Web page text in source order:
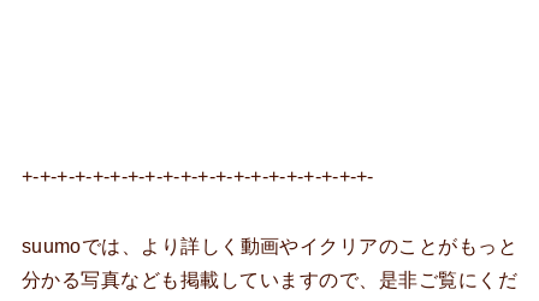
+-+-+-+-+-+-+-+-+-+-+-+-+-+-+-+-+-+-+-+-
suumoでは、より詳しく動画やイクリアのことがもっと
分かる写真なども掲載していますので、是非ご覧にくだ